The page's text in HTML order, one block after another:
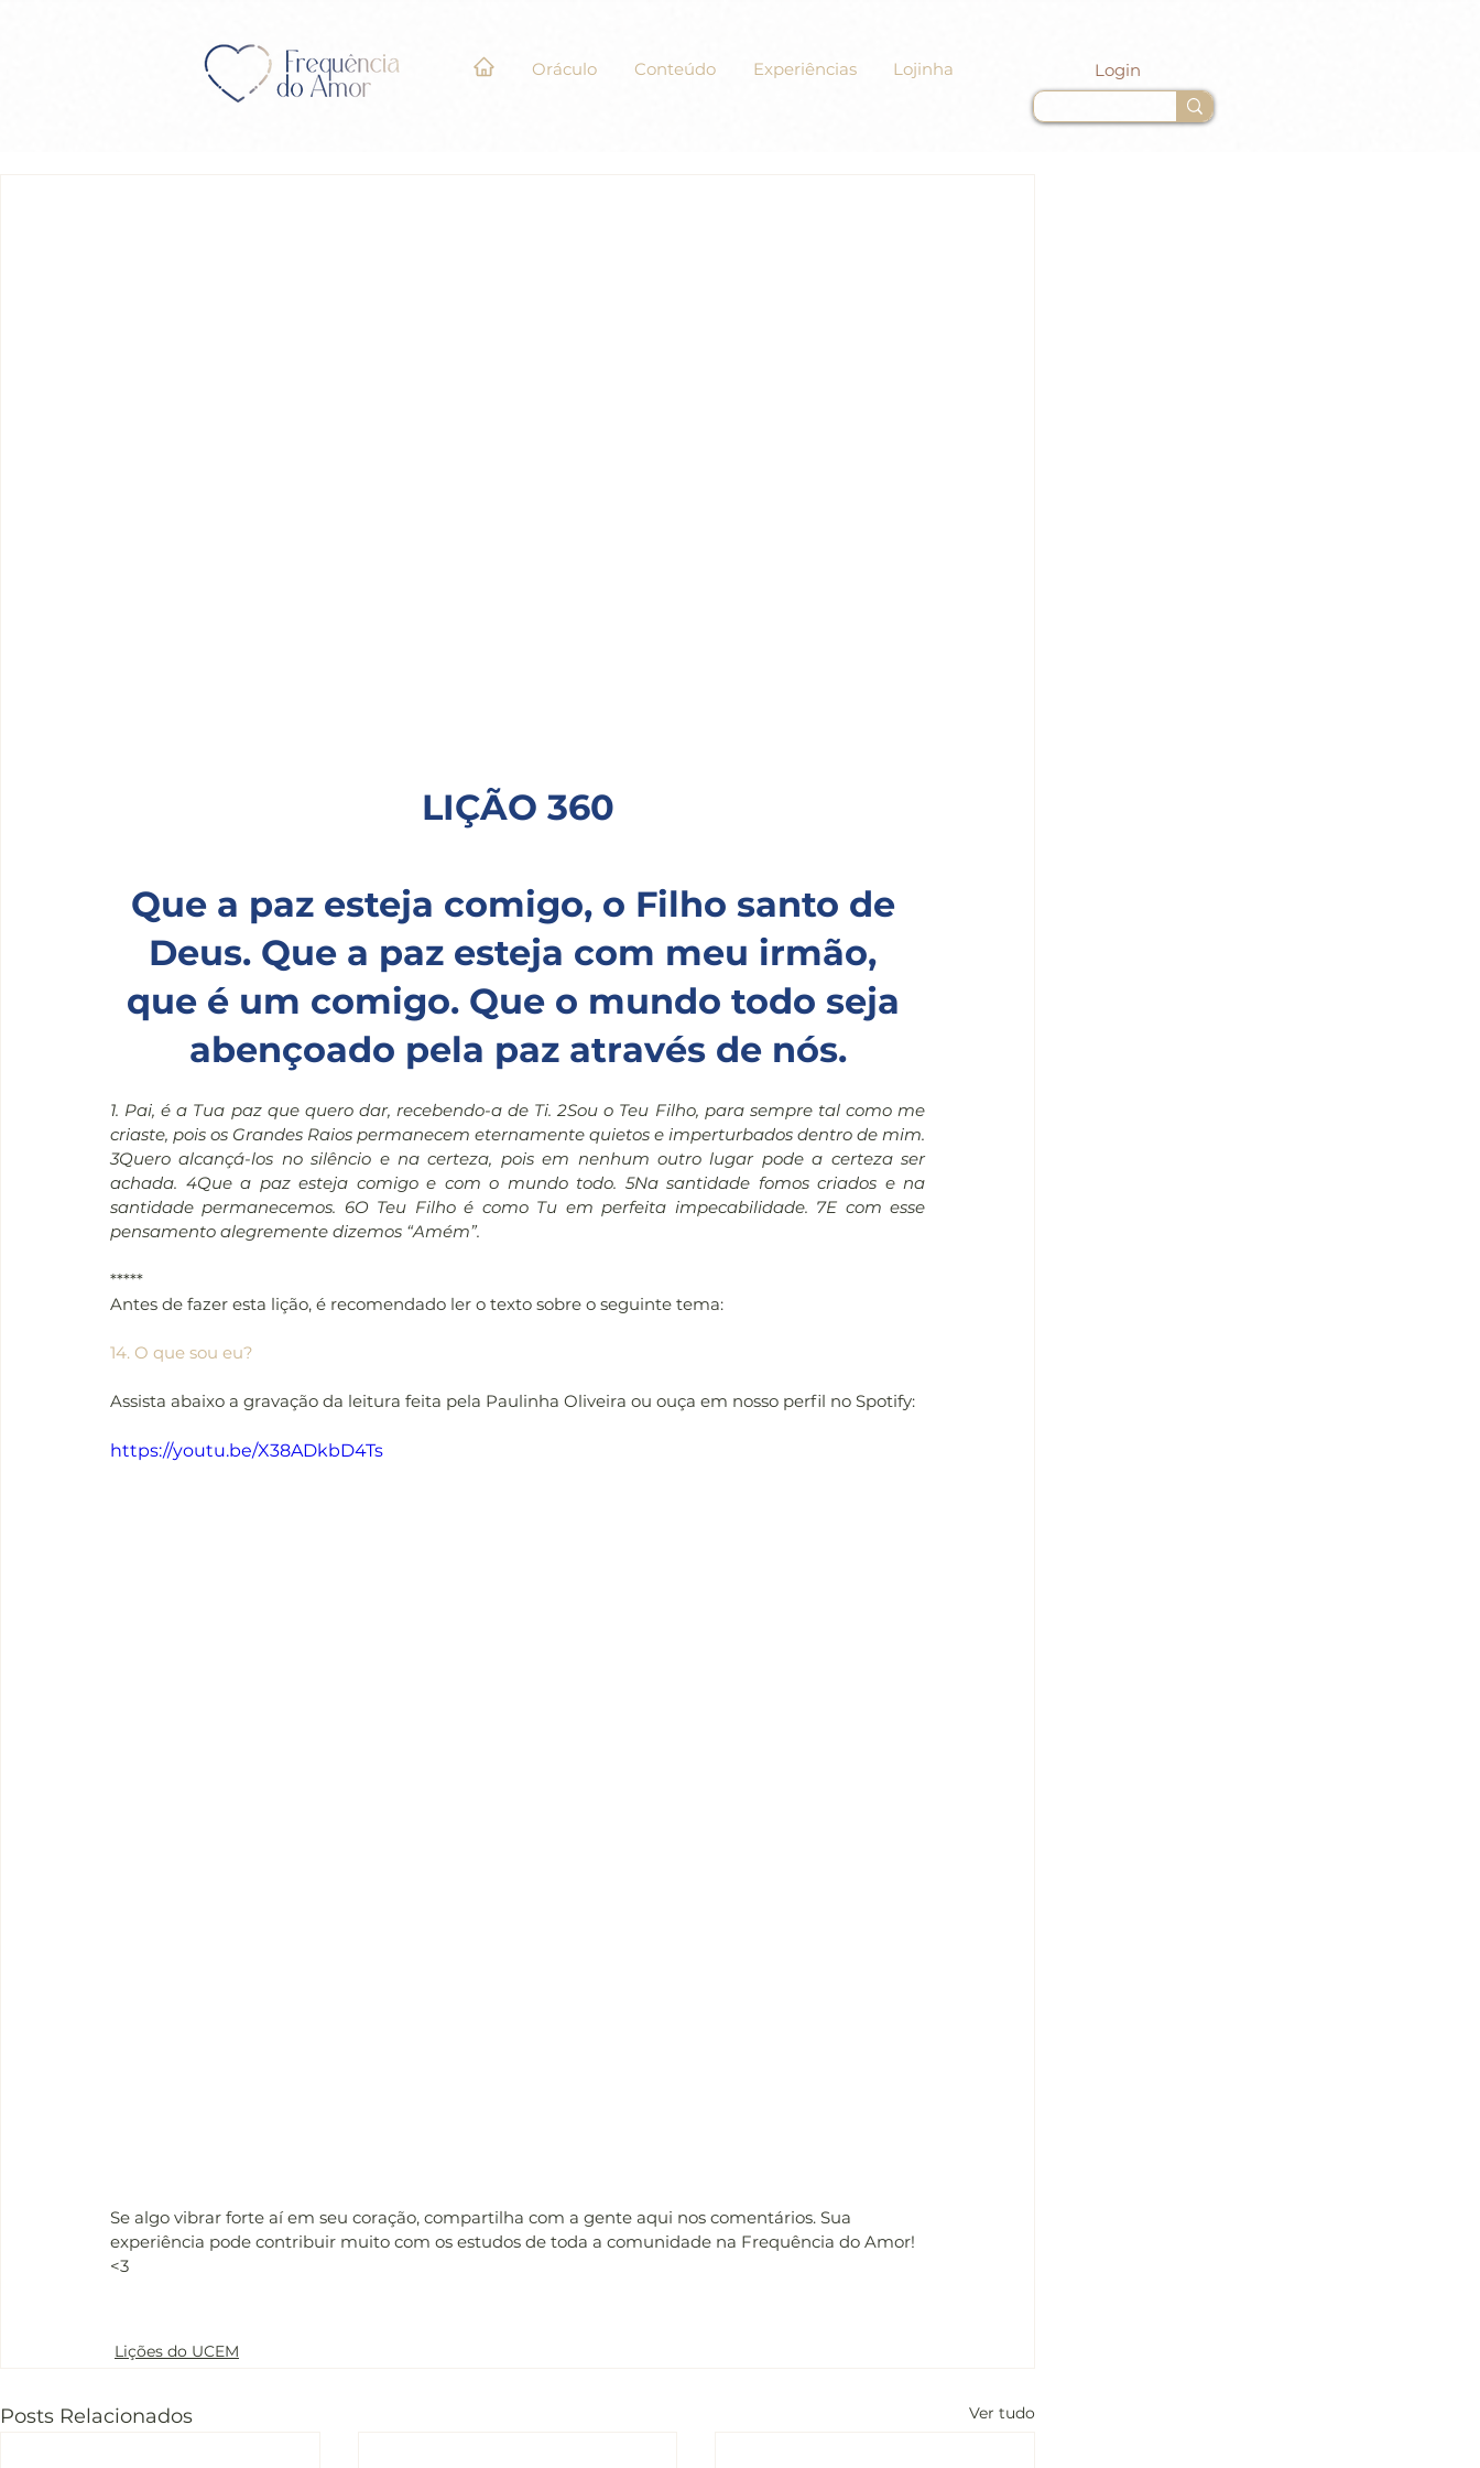
Oráculo Conteúdo Experiências Lojinha Login
LIÇÃO 360
Que a paz esteja comigo, o Filho santo de
Deus. Que a paz esteja com meu irmão,
que é um comigo. Que o mundo todo seja
abençoado pela paz através de nós.
1. Pai, é a Tua paz que quero dar, recebendo-a de Ti. 2Sou o Teu Filho, para sempre tal como me
criaste, pois os Grandes Raios permanecem eternamente quietos e imperturbados dentro de mim.
3Quero alcançá-los no silêncio e na certeza, pois em nenhum outro lugar pode a certeza ser
achada. 4Que a paz esteja comigo e com o mundo todo. 5Na santidade fomos criados e na
santidade permanecemos. 6O Teu Filho é como Tu em perfeita impecabilidade. 7E com esse
pensamento alegremente dizemos “Amém”.
*****
Antes de fazer esta lição, é recomendado ler o texto sobre o seguinte tema:
14. O que sou eu?
Assista abaixo a gravação da leitura feita pela Paulinha Oliveira ou ouça em nosso perfil no Spotify:
https://youtu.be/X38ADkbD4Ts
Se algo vibrar forte aí em seu coração, compartilha com a gente aqui nos comentários. Sua
experiência pode contribuir muito com os estudos de toda a comunidade na Frequência do Amor!
<3
Lições do UCEM
Posts Relacionados Ver tudo